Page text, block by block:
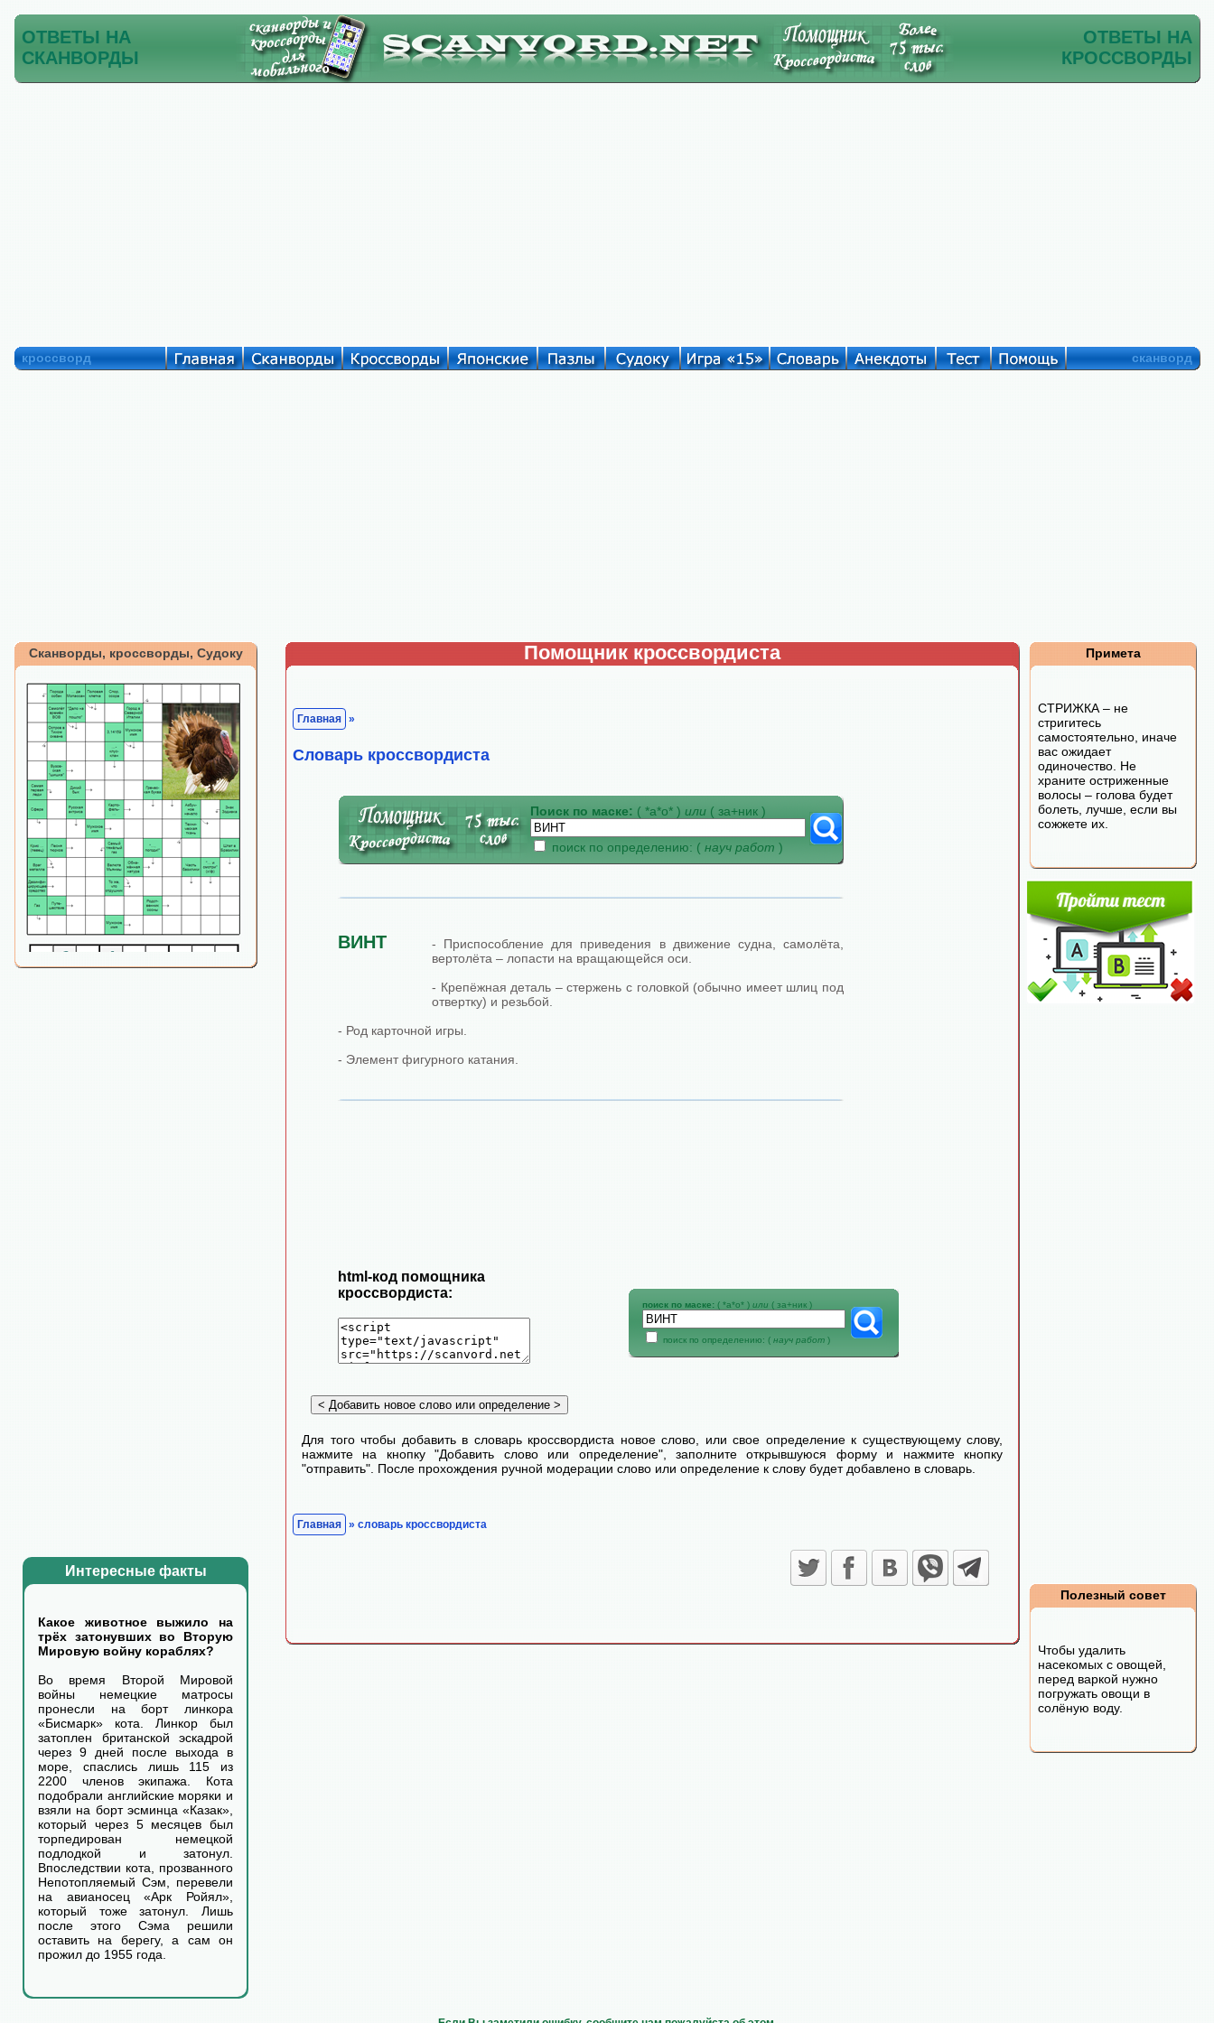
ОТВЕТЫ НА
СКАНВОРДЫ
ОТВЕТЫ НА
КРОССВОРДЫ
кроссворд сканворд
Сканворды, кроссворды, Судоку
Интересные факты
Какое животное выжило на
трёх затонувших во Вторую
Мировую войну кораблях?
Во время Второй Мировой
войны немецкие матросы
пронесли на борт линкора
«Бисмарк» кота. Линкор был
затоплен британской эскадрой
через 9 дней после выхода в
море, спаслись лишь 115 из
2200 членов экипажа. Кота
подобрали английские моряки и
взяли на борт эсминца «Казак»,
который через 5 месяцев был
торпедирован немецкой
подлодкой и затонул.
Впоследствии кота, прозванного
Непотопляемый Сэм, перевели
на авианосец «Арк Ройял»,
который тоже затонул. Лишь
после этого Сэма решили
оставить на берегу, а сам он
прожил до 1955 года.
Помощник кроссвордиста
Главная »
Cловарь кроссвордиста
Поиск по маске: ( *а*о* ) или ( за+ник )
поиск по определению: ( науч работ )
ВИНТ
- Приспособление для приведения в движение судна, самолёта,
вертолёта – лопасти на вращающейся оси.
- Крепёжная деталь – стержень с головкой (обычно имеет шлиц под
отвертку) и резьбой.
- Род карточной игры.
- Элемент фигурного катания.
html-код помощника
кроссвордиста:
поиск по маске: ( *а*о* ) или ( за+ник )
поиск по определению: ( науч работ )
Для того чтобы добавить в словарь кроссвордиста новое слово, или свое определение к существующему слову,
нажмите на кнопку "Добавить слово или определение", заполните открывшуюся форму и нажмите кнопку
"отправить". После прохождения ручной модерации слово или определение к слову будет добавлено в словарь.
Главная » словарь кроссвордиста
Примета
СТРИЖКА – не
стригитесь
самостоятельно, иначе
вас ожидает
одиночество. Не
храните остриженные
волосы – голова будет
болеть, лучше, если вы
сожжете их.
Полезный совет
Чтобы удалить
насекомых с овощей,
перед варкой нужно
погружать овощи в
солёную воду.